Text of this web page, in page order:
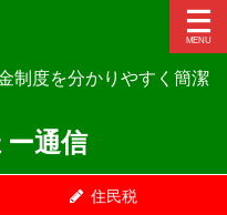
制度を分かりやすく簡潔
通信
住民税